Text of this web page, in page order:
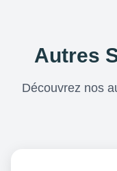
Autres
Découvrez nos